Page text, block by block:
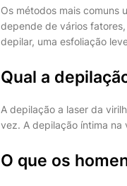
Os métodos mais comuns
depende de vários
depilar, uma esfoliação
Qual a
A depilação a laser da
vez. A depilação íntima
O que os